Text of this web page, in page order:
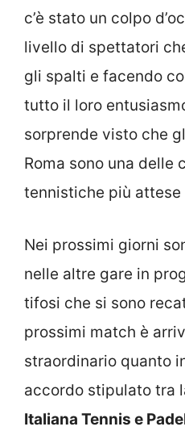
c’è stato un colpo
livello di spettatori
gli spalti e facendo
tutto il loro
sorprende visto che
Roma sono una delle
tennistiche più
Nei prossimi giorni
nelle altre gare in
tifosi che si sono
prossimi match è
straordinario quanto
accordo stipulato tra
Italiana Tennis e